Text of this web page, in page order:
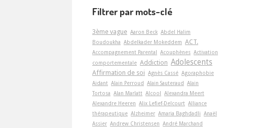
Filtrer par mots-clé
3ème vague Aaron Beck Abdel Halim
Boudoukha Abdelkader Mokeddem ACT.
Accompagnement Parental Acouphènes Activation
comportementale Addiction Adolescents
Affirmation de soi Agnès Cassé Agoraphobie
Aidant Alain Perroud Alain Sauteraud Alain
Tortosa Alan Marlatt Alcool Alexandra Meert
Alexandre Heeren Alix Lefief-Delcourt Alliance
thérapeutique Alzheimer Amaria Baghdadli Anaël
Assier Andrew Christensen André Marchand